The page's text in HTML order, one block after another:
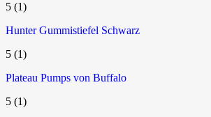
5 (1)
Hunter Gummistiefel Schwarz
5 (1)
Plateau Pumps von Buffalo
5 (1)